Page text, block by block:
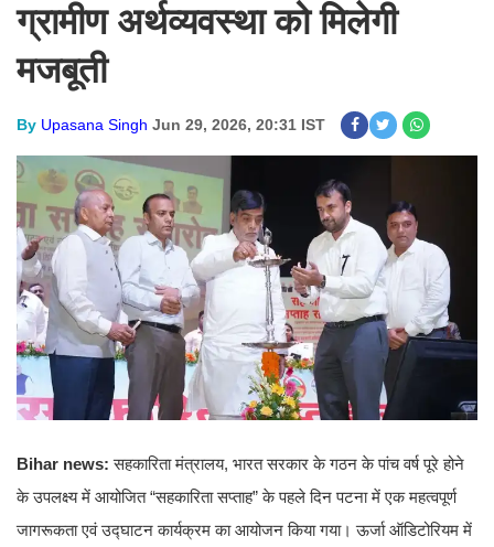
ग्रामीण अर्थव्यवस्था को मिलेगी
मजबूती
By Upasana Singh Jun 29, 2026, 20:31 IST
Bihar news:सहकारिता मंत्रालय, भारत सरकार के गठन के पांच वर्ष पूरे होने
के उपलक्ष्य में आयोजित “सहकारिता सप्ताह” के पहले दिन पटना में एक महत्वपूर्ण
जागरूकता एवं उद्घाटन कार्यक्रम का आयोजन किया गया। ऊर्जा ऑडिटोरियम में